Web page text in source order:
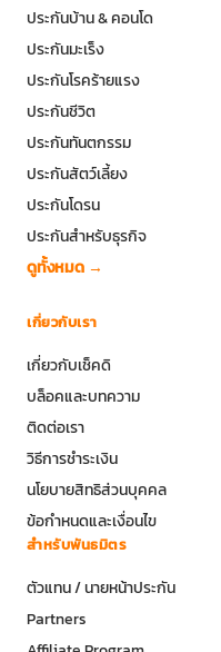
ประกันบ้าน & คอนโด
ประกันมะเร็ง
ประกันโรคร้ายแรง
ประกันชีวิต
ประกันทันตกรรม
ประกันสัตว์เลี้ยง
ประกันโดรน
ประกันสำหรับธุรกิจ
ดูทั้งหมด →
เกี่ยวกับเรา
เกี่ยวกับเช็คดิ
บล็อคและบทความ
ติดต่อเรา
วิธีการชำระเงิน
นโยบายสิทธิส่วนบุคคล
ข้อกำหนดและเงื่อนไข
สำหรับพันธมิตร
ตัวแทน / นายหน้าประกัน
Partners